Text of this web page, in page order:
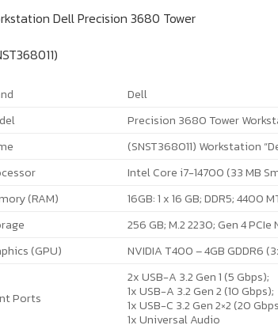
Dell Precision 3680 Tower
Dell
Precision 3680 Tower
(SNST368011) Workstation
Intel Core i7-14700 (33 MB
(RAM)
16GB: 1 x 16 GB; DDR5; 4400
256 GB; M.2 2230; Gen 4 PCIe
(GPU)
NVIDIA T400 – 4GB GDDR6
Ports
2x USB-A 3.2 Gen 1 (5 Gbps);
1x USB-A 3.2 Gen 2 (10 Gbps);
1x USB-C 3.2 Gen 2×2 (20
1x Universal Audio